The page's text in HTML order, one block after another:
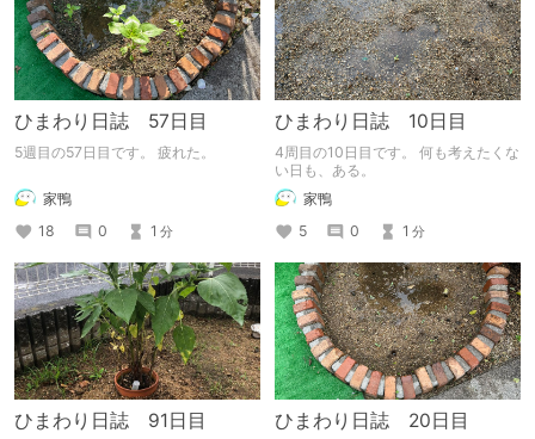
ひまわり日誌 57日目
5週目の57日目です。 疲れた。
家鴨
18
0 1 分
ひまわり日誌 10日目
4周目の10日目です。 何も考えたくな
い日も、ある。
家鴨
5
0 1 分
ひまわり日誌 91日目 ひまわり日誌 20日目